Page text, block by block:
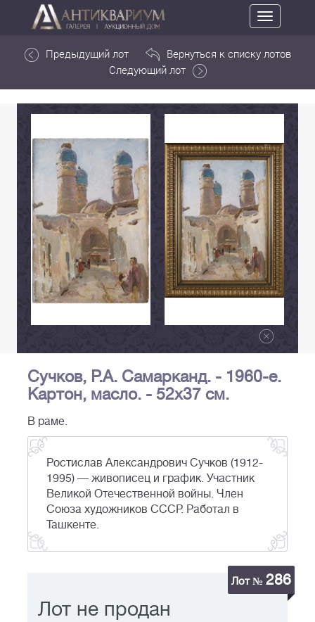
Toggle
navigation
Предыдущий лот
Вернуться к списку лотов
Следующий лот
Сучков, Р.А. Самарканд. - 1960-е.
Картон, масло. - 52х37 см.
В раме.
Ростислав Александрович Сучков (1912-
1995) — живописец и график. Участник
Великой Отечественной войны. Член
Союза художников СССР. Работал в
Ташкенте.
Лот № 286
Лот не продан